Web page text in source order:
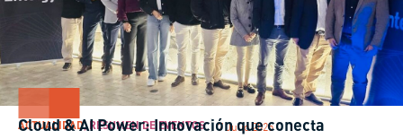
ACTUALIDAD,RESUMEN DE EVENTOS 7 Julio 2025
Cloud & AI Power: Innovación que conecta